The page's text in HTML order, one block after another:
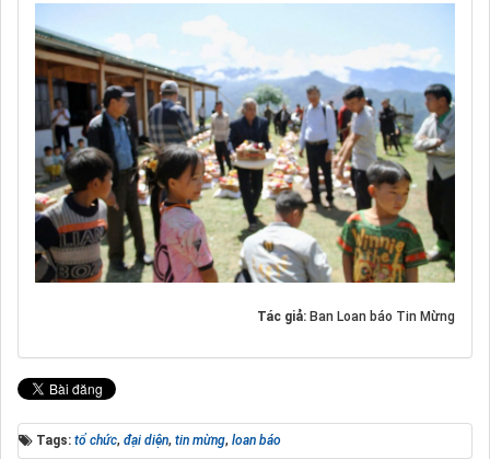
Tác giả: Ban Loan báo Tin Mừng
Tags: tổ chức, đại diện, tin mừng, loan báo